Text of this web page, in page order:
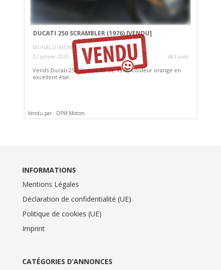
DUCATI 250 SCRAMBLER (1976)[VENDU]
MONACO (MONACO)
22 janvier 2020
483 vues
Vends Ducati 250 Scrambler de 1976. Couleur orange en
excellent état.
Vendu par : DPM Motors
INFORMATIONS
Mentions Légales
Déclaration de confidentialité (UE)
Politique de cookies (UE)
Imprint
CATÉGORIES D’ANNONCES